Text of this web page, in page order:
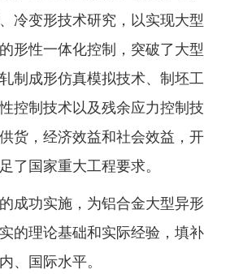
冷变形技术研究，以实现大型
形性一体化控制，突破了大型
制成形仿真模拟技术、制坯工
控制技术以及残余应力控制技
货，经济效益和社会效益，开
了国家重大工程要求。
成功实施，为铝合金大型异形
的理论基础和实际经验，填补
、国际水平。